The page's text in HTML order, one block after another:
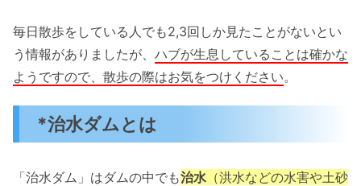
毎日散歩をしている人でも2,3回しか見たことがないとい
う情報がありましたが、 ハブが生息していることは確かな
ようですので、散歩の際はお気をつけください。
*治水ダムとは
「治水ダム」はダムの中でも治水 （洪水などの水害や土砂